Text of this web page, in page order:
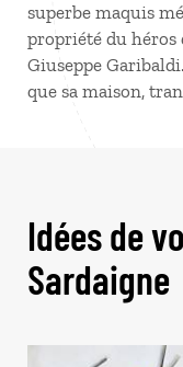
superbe maquis
propriété du héros
Giuseppe
que sa maison,
Idées de
Sardaigne